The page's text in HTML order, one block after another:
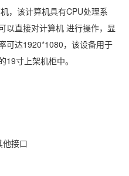
该计算机具有CPU处理系
以直接对计算机 进行操作，显
可达1920*1080，该设备用于
19寸上架机柜中。
他接口